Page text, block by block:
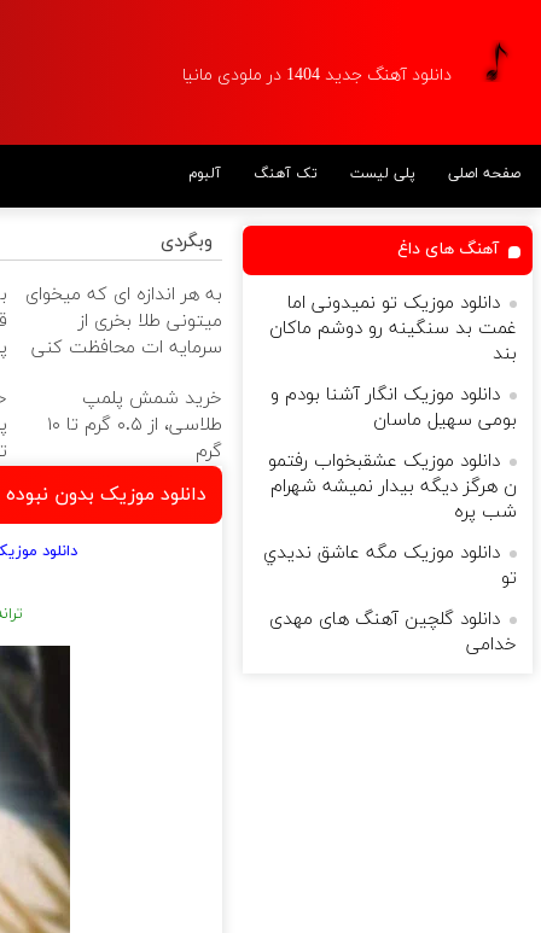
دانلود آهنگ جدید 1404 در ملودی مانیا
صفحه اصلی پلی لیست تک آهنگ آلبوم
وبگردی
به هر اندازه ای که میخوای
میتونی طلا بخری از
سرمایه ات محافظت کنی
خرید شمش پلمپ
طلاسی، از ۰.۵ گرم تا ۱۰
گرم
دانلود موزیک بدون
دانلود
آهنگ های داغ
دانلود موزیک تو نمیدونی اما
غمت بد سنگینه رو دوشم ماکان
بند
دانلود موزیک انگار آشنا بودم و
بومی سهیل ماسان
دانلود موزیک عشقبخواب رفتمو
ن هرگز دیگه بیدار نمیشه شهرام
شب پره
دانلود موزیک ‫ﻣﮕﻪ ﻋﺎﺷﻖ ﻧﺪﻳﺪي
ﺗﻮ
دانلود گلچین آهنگ های مهدی
خدامی